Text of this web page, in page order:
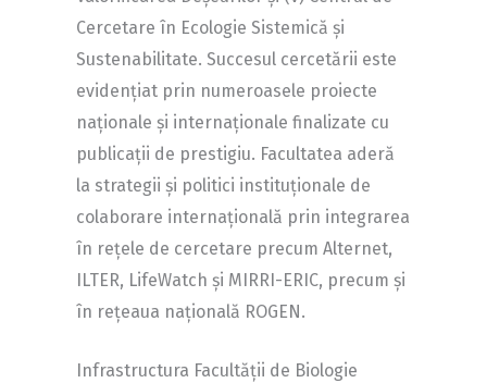
Cercetare în Ecologie Sistemică și
Sustenabilitate. Succesul cercetării este
evidențiat prin numeroasele proiecte
naționale și internaționale finalizate cu
publicații de prestigiu. Facultatea aderă
la strategii și politici instituționale de
colaborare internațională prin integrarea
în rețele de cercetare precum Alternet,
ILTER, LifeWatch și MIRRI-ERIC, precum și
în rețeaua națională ROGEN.
Infrastructura Facultății de Biologie